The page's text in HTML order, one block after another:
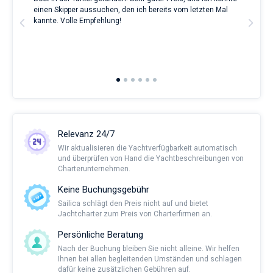
einen Skipper aussuchen, den ich bereits vom letzten Mal
kannte. Volle Empfehlung!
Relevanz 24/7
Wir aktualisieren die Yachtverfügbarkeit automatisch
und überprüfen von Hand die Yachtbeschreibungen von
Charterunternehmen.
Keine Buchungsgebühr
Sailica schlägt den Preis nicht auf und bietet
Jachtcharter zum Preis von Charterfirmen an.
Persönliche Beratung
Nach der Buchung bleiben Sie nicht alleine. Wir helfen
Ihnen bei allen begleitenden Umständen und schlagen
dafür keine zusätzlichen Gebühren auf.